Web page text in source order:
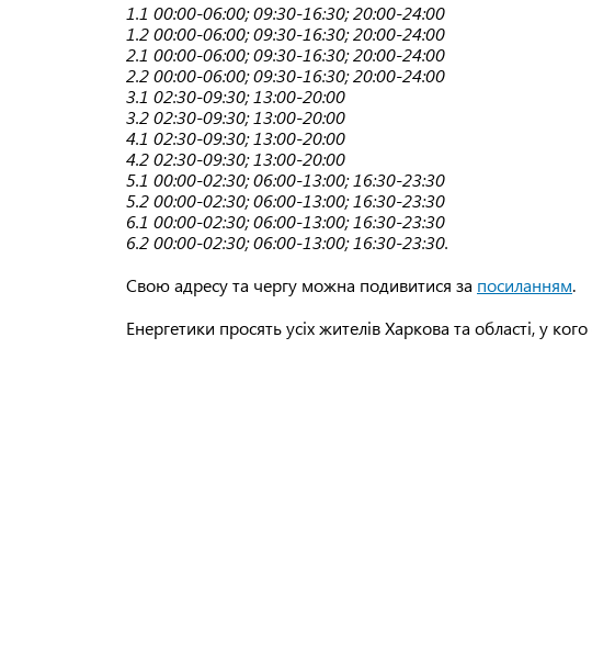
1.1 00:00-06:00; 09:30-16:30; 20:00-24:00
1.2 00:00-06:00; 09:30-16:30; 20:00-24:00
2.1 00:00-06:00; 09:30-16:30; 20:00-24:00
2.2 00:00-06:00; 09:30-16:30; 20:00-24:00
3.1 02:30-09:30; 13:00-20:00
3.2 02:30-09:30; 13:00-20:00
4.1 02:30-09:30; 13:00-20:00
4.2 02:30-09:30; 13:00-20:00
5.1 00:00-02:30; 06:00-13:00; 16:30-23:30
5.2 00:00-02:30; 06:00-13:00; 16:30-23:30
6.1 00:00-02:30; 06:00-13:00; 16:30-23:30
6.2 00:00-02:30; 06:00-13:00; 16:30-23:30.
Свою адресу та чергу можна подивитися за посиланням.
Енергетики просять усіх жителів Харкова та області, у